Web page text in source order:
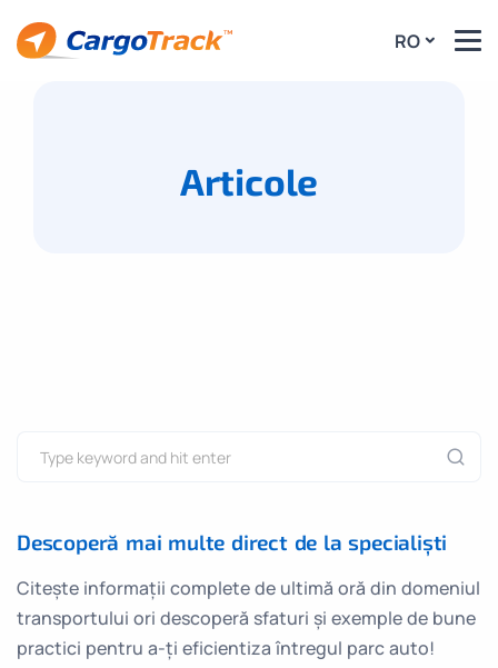
RO
Articole
Descoperă mai multe direct de la specialiști
Citește informații complete de ultimă oră din domeniul
transportului ori descoperă sfaturi și exemple de bune
practici pentru a-ți eficientiza întregul parc auto!